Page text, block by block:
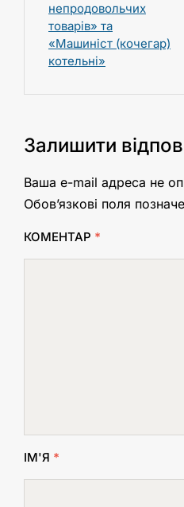
непродовольчих
товарів» та
«Машиніст (кочегар)
котельні»
Залишити
Ваша e-mail адреса не
Обов’язкові поля
КОМЕНТАР *
ІМ'Я *